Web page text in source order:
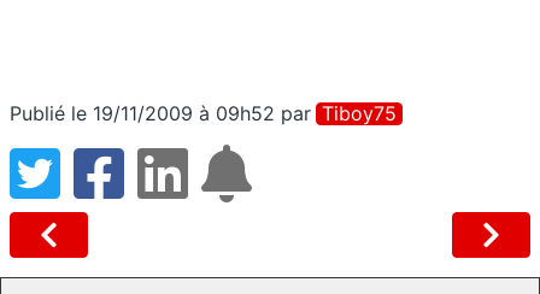
Publié le 19/11/2009 à 09h52 par Tiboy75